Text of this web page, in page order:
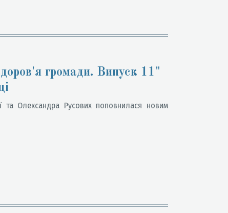
громади. Випуск 11"
та Олександра Русових поповнилася новим